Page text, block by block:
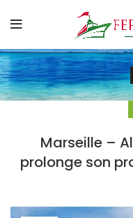
Marseille –
prolonge son